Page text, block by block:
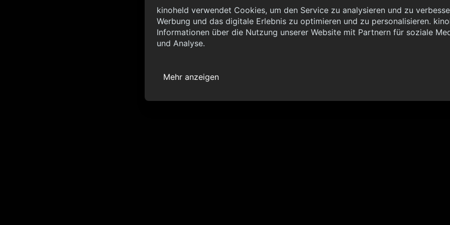
kinoheld verwendet Cookies, um den Service zu analysieren und zu
Werbung und das digitale Erlebnis zu optimieren und zu personalisieren.
Informationen über die Nutzung unserer Website mit Partnern für soziale
und Analyse.
Mehr anzeigen
Info
{ "__sentry_xhr__": { "method": "POST", "url": "//graph.kinoheld.de:/graphql/v1/
"status_code": 0 } }